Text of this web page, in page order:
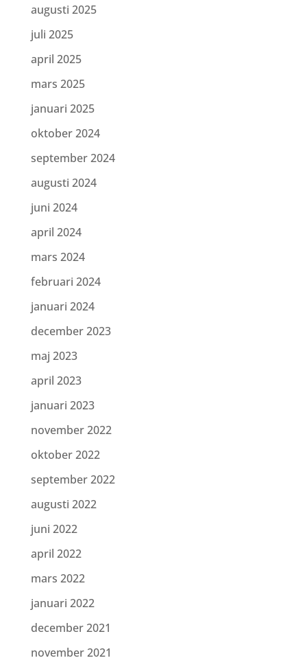
augusti 2025
juli 2025
april 2025
mars 2025
januari 2025
oktober 2024
september 2024
augusti 2024
juni 2024
april 2024
mars 2024
februari 2024
januari 2024
december 2023
maj 2023
april 2023
januari 2023
november 2022
oktober 2022
september 2022
augusti 2022
juni 2022
april 2022
mars 2022
januari 2022
december 2021
november 2021